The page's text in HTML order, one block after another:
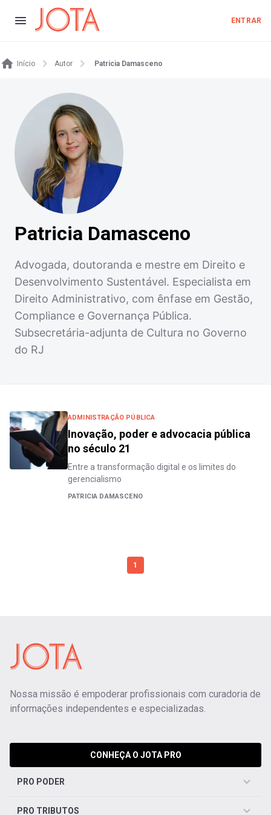
ENTRAR
Início Autor Patricia Damasceno
Patricia Damasceno
Advogada, doutoranda e mestre em Direito e
Desenvolvimento Sustentável. Especialista em
Direito Administrativo, com ênfase em Gestão,
Compliance e Governança Pública.
Subsecretária-adjunta de Cultura no Governo
do RJ
ADMINISTRAÇÃO PÚBLICA
Inovação, poder e advocacia pública
no século 21
Entre a transformação digital e os limites do
gerencialismo
PATRICIA DAMASCENO
1
Nossa missão é empoderar profissionais com curadoria de
informações independentes e especializadas.
CONHEÇA O JOTA PRO
PRO PODER
PRO TRIBUTOS